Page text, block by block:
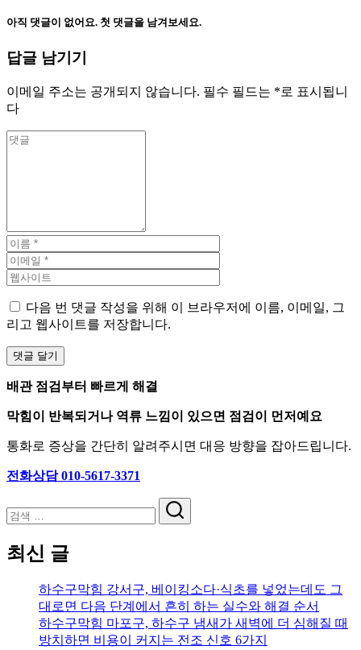
아직 댓글이 없어요. 첫 댓글을 남겨보세요.
답글 남기기
이메일 주소는 공개되지 않습니다. 필수 필드는 *로 표시됩니
다
다음 번 댓글 작성을 위해 이 브라우저에 이름, 이메일, 그
리고 웹사이트를 저장합니다.
배관 점검부터 빠르게 해결
막힘이 반복되거나 역류 느낌이 있으면 점검이 먼저예요
통화로 증상을 간단히 알려주시면 대응 방향을 잡아드립니다.
전화상담 010-5617-3371
검
최신 글
하수구막힘 강서구, 베이킹소다·식초를 넣었는데도 그
대로면 다음 단계에서 흔히 하는 실수와 해결 순서
하수구막힘 마포구, 하수구 냄새가 새벽에 더 심해질 때
방치하면 비용이 커지는 전조 신호 6가지